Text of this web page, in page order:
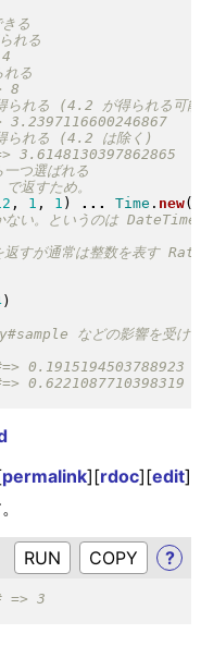
# => 3.2397116600246867
, 1 , 1 ) ... Time . new(
)
permalink][rdoc][edit]
RUN ?